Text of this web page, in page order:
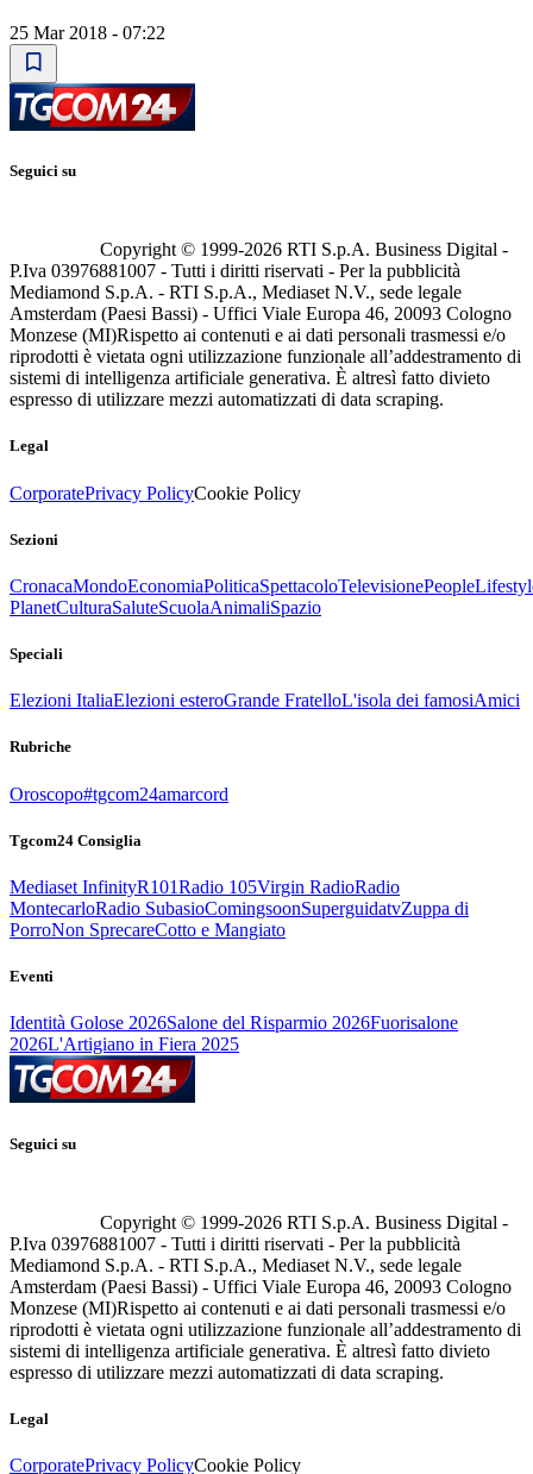
25 Mar 2018 - 07:22
Seguici su
Copyright © 1999-2026 RTI S.p.A. Business Digital -
P.Iva 03976881007 - Tutti i diritti riservati - Per la pubblicità
Mediamond S.p.A. - RTI S.p.A., Mediaset N.V., sede legale
Amsterdam (Paesi Bassi) - Uffici Viale Europa 46, 20093 Cologno
Monzese (MI)Rispetto ai contenuti e ai dati personali trasmessi e/o
riprodotti è vietata ogni utilizzazione funzionale all’addestramento di
sistemi di intelligenza artificiale generativa. È altresì fatto divieto
espresso di utilizzare mezzi automatizzati di data scraping.
Legal
CorporatePrivacy PolicyCookie Policy
Sezioni
CronacaMondoEconomiaPoliticaSpettacoloTelevisionePeople
PlanetCulturaSaluteScuolaAnimaliSpazio
Speciali
Elezioni ItaliaElezioni esteroGrande FratelloL'isola dei famosiAmici
Rubriche
Oroscopo#tgcom24amarcord
Tgcom24 Consiglia
Mediaset InfinityR101Radio 105Virgin RadioRadio
MontecarloRadio SubasioComingsoonSuperguidatvZuppa di
PorroNon SprecareCotto e Mangiato
Eventi
Identità Golose 2026Salone del Risparmio 2026Fuorisalone
2026L'Artigiano in Fiera 2025
Seguici su
Copyright © 1999-2026 RTI S.p.A. Business Digital -
P.Iva 03976881007 - Tutti i diritti riservati - Per la pubblicità
Mediamond S.p.A. - RTI S.p.A., Mediaset N.V., sede legale
Amsterdam (Paesi Bassi) - Uffici Viale Europa 46, 20093 Cologno
Monzese (MI)Rispetto ai contenuti e ai dati personali trasmessi e/o
riprodotti è vietata ogni utilizzazione funzionale all’addestramento di
sistemi di intelligenza artificiale generativa. È altresì fatto divieto
espresso di utilizzare mezzi automatizzati di data scraping.
Legal
CorporatePrivacy PolicyCookie Policy